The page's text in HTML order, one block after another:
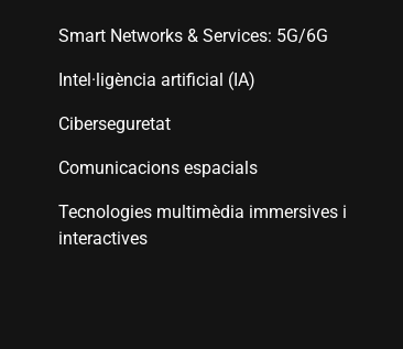
Smart Networks & Services: 5G/6G
Intel·ligència artificial (IA)
Ciberseguretat
Comunicacions espacials
Tecnologies multimèdia immersives i
interactives